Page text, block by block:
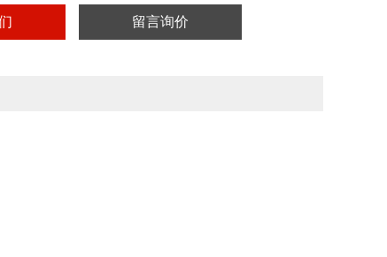
留言询价